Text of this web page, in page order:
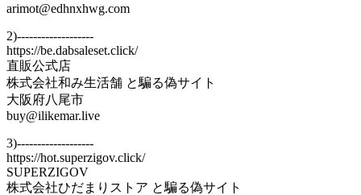
arimot@edhnxhwg.com
2)-------------------
https://be.dabsaleset.click/
直販公式店
株式会社和み生活舗 と騙る偽サイト
大阪府八尾市
buy@ilikemar.live
3)-------------------
https://hot.superzigov.click/
SUPERZIGOV
株式会社ひだまりストア と騙る偽サイト